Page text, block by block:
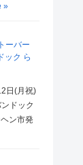
»
ーバー
ック ら
日(月祝)
ドック
ン市発